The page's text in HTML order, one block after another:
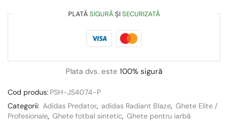
PLATĂ SIGURĂ ȘI SECURIZATĂ
Plata dvs. este 100% sigură
Cod produs: PSH-JS4074-P
Categorii: Adidas Predator, adidas Radiant Blaze, Ghete Elite /
Profesionale, Ghete fotbal sintetic, Ghete pentru iarbă